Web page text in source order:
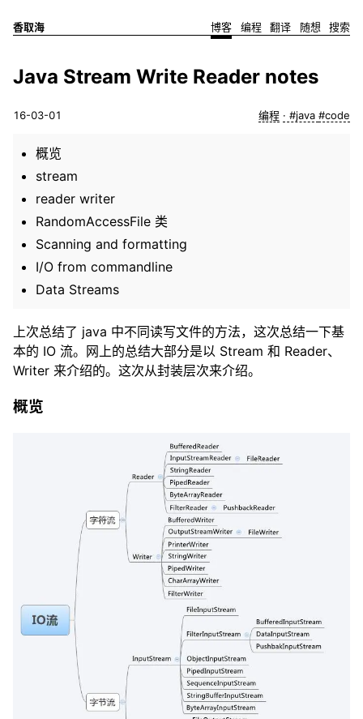
香取海 博客 编程 翻译 随想 搜索
Java Stream Write Reader notes
16-03-01 编程 #java #code
概览
stream
reader writer
RandomAccessFile 类
Scanning and formatting
I/O from commandline
Data Streams
上次总结了 java 中不同读写文件的方法，这次总结一下基
本的 IO 流。网上的总结大部分是以 Stream 和 Reader、
Writer 来介绍的。这次从封装层次来介绍。
概览